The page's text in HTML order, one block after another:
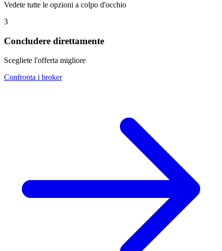
Vedete tutte le opzioni a colpo d'occhio
3
Concludere direttamente
Scegliete l'offerta migliore
Confronta i broker